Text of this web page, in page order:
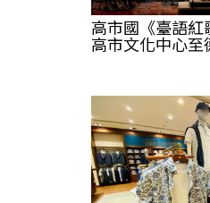
高市國《臺語
高市文化中心